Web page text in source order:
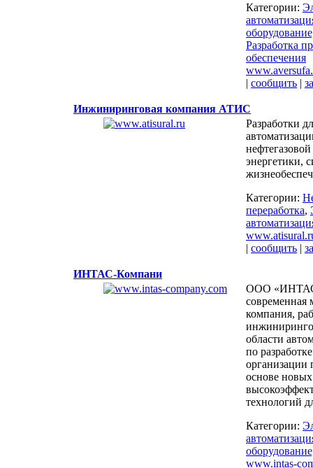
Категории:
Разработка
обеспечения
| сообщить |
Инжиниринговая компания АТИС
Разработки
энергетики,
Категории:
переработка,
| сообщить |
ИНТАС-Компани
ООО
современная
компания,
области
по
организации
основе новых
технологий
Категории:
www.intas-